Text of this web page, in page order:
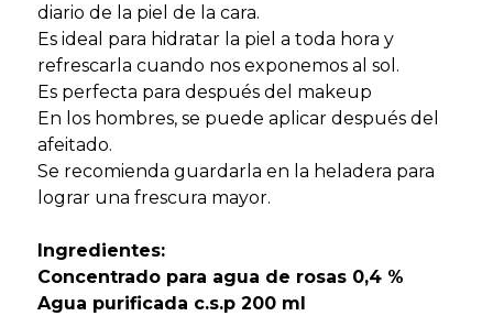
diario de la piel de la cara.
Es ideal para hidratar la piel a toda hora y
refrescarla cuando nos exponemos al sol.
Es perfecta para después del makeup
En los hombres, se puede aplicar después del
afeitado.
Se recomienda guardarla en la heladera para
lograr una frescura mayor.
Ingredientes:
Concentrado para agua de rosas 0,4 %
Agua purificada c.s.p 200 ml